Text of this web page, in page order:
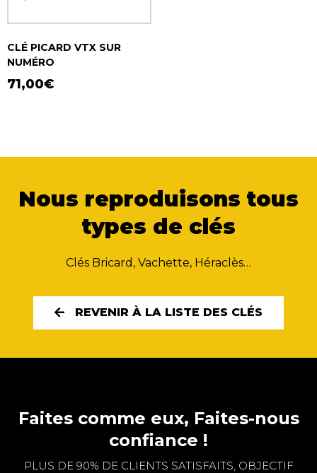
CLÉ PICARD VTX SUR
NUMÉRO
71,00€
Nous reproduisons tous
types de clés
Clés Bricard, Vachette, Héraclès…
REVENIR À LA LISTE DES CLÉS
Faites comme eux, Faites-nous
confiance !
PLUS DE 90% DE CLIENTS SATISFAITS, OBJECTIF